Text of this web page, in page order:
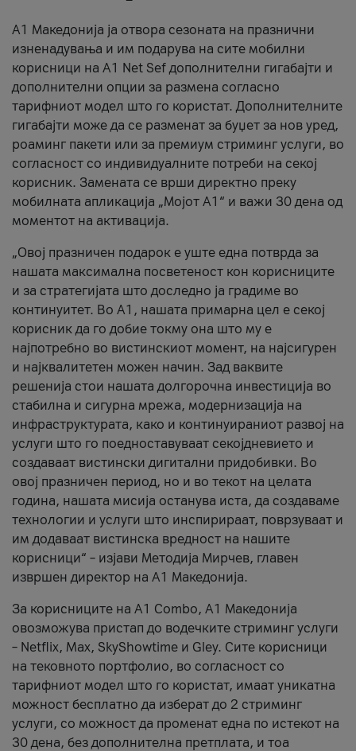
А1 Македонија ја отвора сезоната на празнични
изненадувања и им подарува на сите мобилни
корисници на A1 Net Sef дополнителни гигабајти и
дополнителни опции за размена согласно
тарифниот модел што го користат. Дополнителните
гигабајти може да се разменат за буџет за нов уред,
роаминг пакети или за премиум стриминг услуги, во
согласност со индивидуалните потреби на секој
корисник. Замената се врши директно преку
мобилната апликација „Мојот А1“ и важи 30 дена од
моментот на активација.
„Овој празничен подарок е уште една потврда за
нашата максимална посветеност кон корисниците
и за стратегијата што доследно ја градиме во
континуитет. Во А1, нашата примарна цел е секој
корисник да го добие токму она што му е
најпотребно во вистинскиот момент, на најсигурен
и најквалитетен можен начин. Зад ваквите
решенија стои нашата долгорочна инвестиција во
стабилна и сигурна мрежа, модернизација на
инфраструктурата, како и континуираниот развој на
услуги што го поедноставуваат секојдневието и
создаваат вистински дигитални придобивки. Во
овој празничен период, но и во текот на целата
година, нашата мисија останува иста, да создаваме
технологии и услуги што инспирираат, поврзуваат и
им додаваат вистинска вредност на нашите
корисници“ – изјави Методија Мирчев, главен
извршен директор на А1 Македонија.
За корисниците на A1 Combo, А1 Македонија
овозможува пристап до водечките стриминг услуги
– Netflix, Max, SkyShowtime и Gley. Сите корисници
на тековното портфолио, во согласност со
тарифниот модел што го користат, имаат уникатна
можност бесплатно да изберат до 2 стриминг
услуги, со можност да променат една по истекот на
30 дена, без дополнителна претплата, и тоа